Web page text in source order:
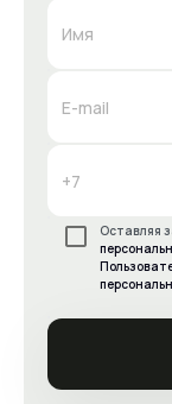
Оставляя